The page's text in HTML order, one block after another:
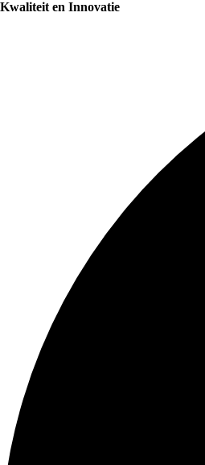
Kwaliteit en Innovatie